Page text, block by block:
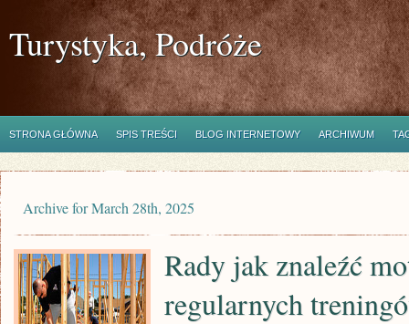
Turystyka, Podróże
STRONA GŁÓWNA SPIS TREŚCI BLOG INTERNETOWY ARCHIWUM
Archive for March 28th, 2025
Rady jak znaleźć
regularnych